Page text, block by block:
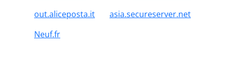
out.aliceposta.it
asia.secureserver.net
Neuf.fr